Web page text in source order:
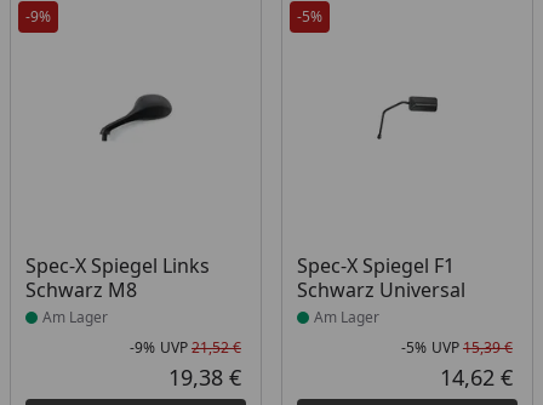
-9%
Spec-X Spiegel Links
Schwarz M8
Produkt am Lager
Am Lager
Rabatt in Prozent
-9%
Ursprünglicher Preis
UVP21,52 €
Aktueller Preis
19,38 €
-5%
Spec-X Spiegel F1
Schwarz Universal
Produkt am Lager
Am Lager
-5% UVP15,39 €
14,62 €